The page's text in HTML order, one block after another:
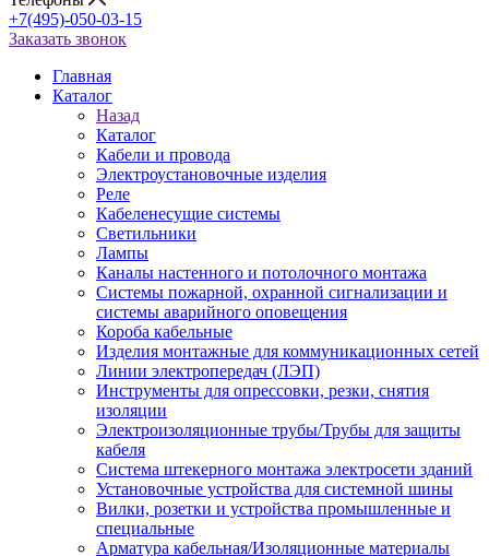
+7(495)-050-03-15
Заказать звонок
Главная
Каталог
Назад
Каталог
Кабели и провода
Электроустановочные изделия
Реле
Кабеленесущие системы
Светильники
Лампы
Каналы настенного и потолочного монтажа
Системы пожарной, охранной сигнализации и
системы аварийного оповещения
Короба кабельные
Изделия монтажные для коммуникационных сетей
Линии электропередач (ЛЭП)
Инструменты для опрессовки, резки, снятия
изоляции
Электроизоляционные трубы/Трубы для защиты
кабеля
Система штекерного монтажа электросети зданий
Установочные устройства для системной шины
Вилки, розетки и устройства промышленные и
специальные
Арматура кабельная/Изоляционные материалы